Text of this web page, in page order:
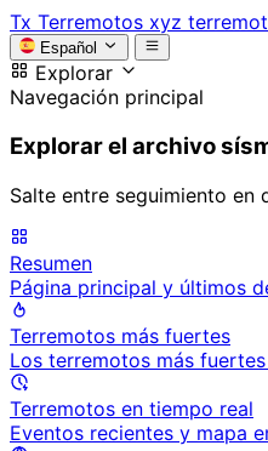
Tx Terremotos xyz
Español
Explorar
Navegación principal
Explorar el archivo
Salte entre seguimiento en
Resumen
Página principal y últimos
Terremotos más fuertes
Los terremotos más
Terremotos en tiempo real
Eventos recientes y mapa